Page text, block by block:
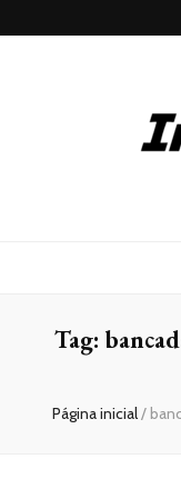
Tag:
Página inicial/